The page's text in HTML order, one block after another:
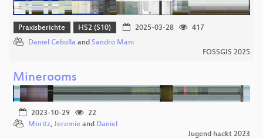
Praxisberichte HS2 (S10) 2025-03-28
417
Daniel Cebulla and Sandro Mani
FOSSGIS 2025
Minerooms
2023-10-29
22
Moritz, Jeremie and Daniel
Jugend hackt 2023